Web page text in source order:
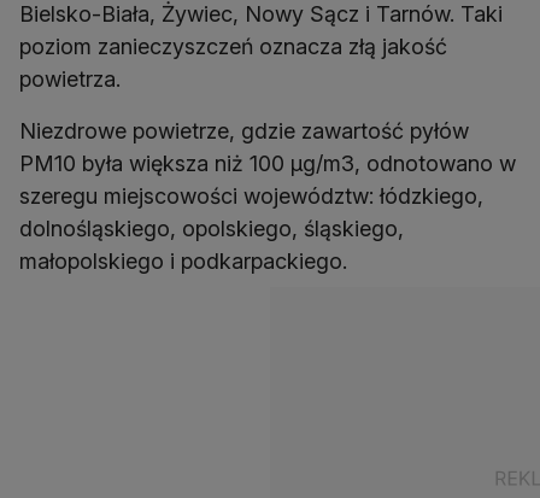
Bielsko-Biała, Żywiec, Nowy Sącz i Tarnów. Taki
poziom zanieczyszczeń oznacza złą jakość
powietrza.
Niezdrowe powietrze, gdzie zawartość pyłów
PM10 była większa niż 100 µg/m3, odnotowano w
szeregu miejscowości województw: łódzkiego,
dolnośląskiego, opolskiego, śląskiego,
małopolskiego i podkarpackiego.